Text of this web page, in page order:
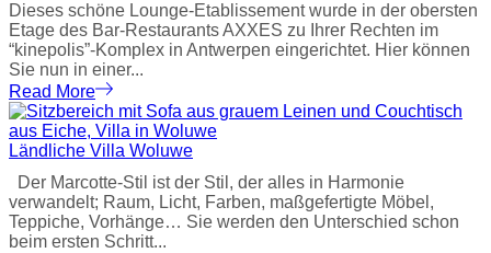
Dieses schöne Lounge-Etablissement wurde in der obersten
Etage des Bar-Restaurants AXXES zu Ihrer Rechten im
“kinepolis”-Komplex in Antwerpen eingerichtet. Hier können
Sie nun in einer...
Read More
Ländliche Villa Woluwe
Der Marcotte-Stil ist der Stil, der alles in Harmonie
verwandelt; Raum, Licht, Farben, maßgefertigte Möbel,
Teppiche, Vorhänge… Sie werden den Unterschied schon
beim ersten Schritt...